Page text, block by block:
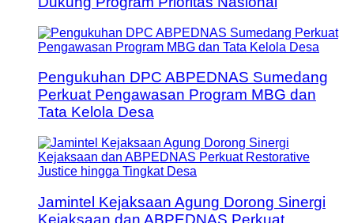
Pengukuhan DPC ABPEDNAS Sumedang
Perkuat Pengawasan Program MBG dan
Tata Kelola Desa
Jamintel Kejaksaan Agung Dorong Sinergi
Kejaksaan dan ABPEDNAS Perkuat